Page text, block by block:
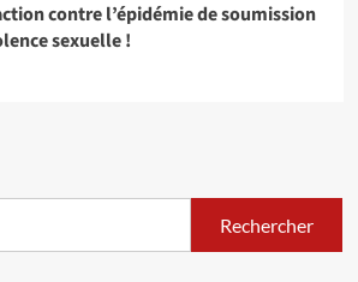
contre l’épidémie de soumission
sexuelle !
Rechercher